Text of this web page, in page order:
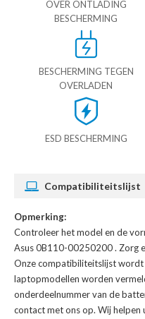
OVER ONTLADING
BESCHERMING
BESCHERMING TEGEN
OVERLADEN
ESD BESCHERMING
Compatibiliteitslijst
Opmerking:
Controleer het model en de
Asus 0B110-00250200. Zorg
Onze compatibiliteitslijst
laptopmodellen worden
onderdeelnummer van de
contact met ons op. Wij helpen